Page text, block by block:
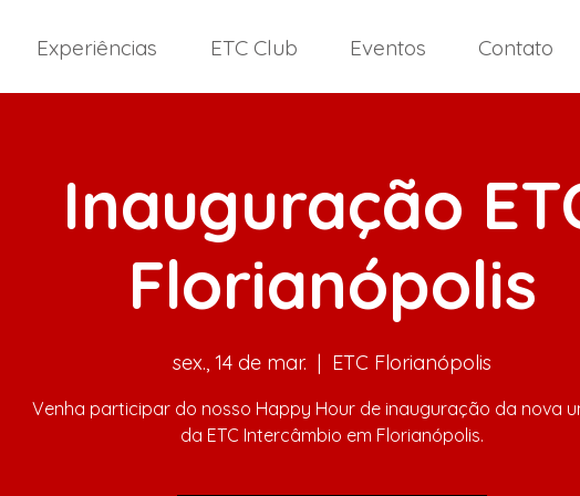
Experiências ETC Club Eventos Contato
Inauguração
Florianópolis
sex., 14 de mar.
  |
ETC Florianópolis
Venha participar do nosso Happy Hour de inauguração da nova
da ETC Intercâmbio em Florianópolis.